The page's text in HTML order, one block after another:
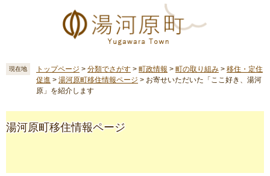
本
文
現在地 トップページ > 分類でさがす > 町政情報 > 町の取り組み > 移住・定住
促進 > 湯河原町移住情報ページ > お寄せいただいた「ここ好き、湯河
原」を紹介します
湯河原町移住情報ページ